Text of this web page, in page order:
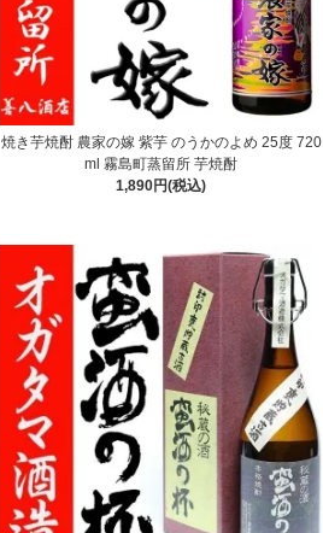
焼き芋焼酎 農家の嫁 紫芋 のうかのよめ 25度 720
ml 霧島町蒸留所 芋焼酎
1,890円(税込)